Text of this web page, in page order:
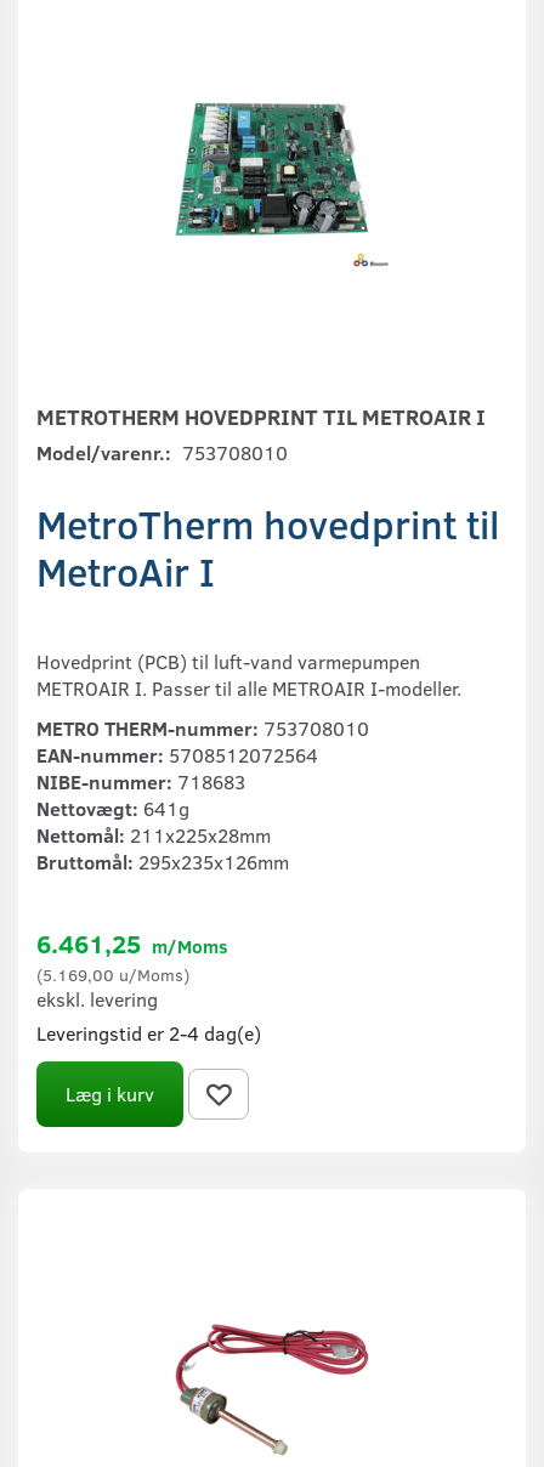
METROTHERM HOVEDPRINT TIL METROAIR I
Model/varenr.: 753708010
MetroTherm hovedprint til
MetroAir I
Hovedprint (PCB) til luft-vand varmepumpen
METROAIR I. Passer til alle METROAIR I-modeller.
METRO THERM-nummer: 753708010
EAN-nummer: 5708512072564
NIBE-nummer: 718683
Nettovægt: 641g
Nettomål: 211x225x28mm
Bruttomål: 295x235x126mm
6.461,25 m/Moms
(5.169,00 u/Moms)
ekskl. levering
Leveringstid er 2-4 dag(e)
Læg i kurv